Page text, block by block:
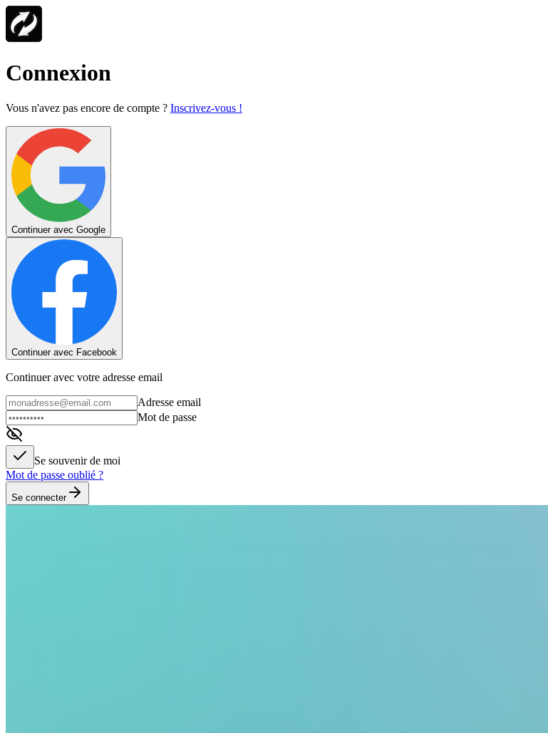
Connexion
Vous n'avez pas encore de compte ? Inscrivez-vous !
Continuer avec Google
Continuer avec Facebook
Continuer avec votre adresse email
Adresse email
Mot de passe
Se souvenir de moi
Mot de passe oublié ?
Se connecter